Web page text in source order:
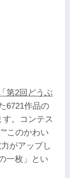
「第2回どうぶ
6721作品の
。コンテス
このかわい
がアップし
一枚」とい